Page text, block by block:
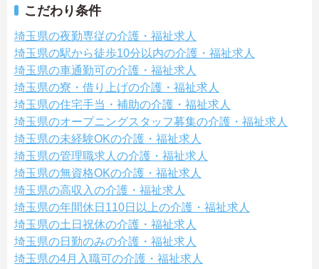
こだわり条件
埼玉県の夜勤専従の介護・福祉求人
埼玉県の駅から徒歩10分以内の介護・福祉求人
埼玉県の車通勤可の介護・福祉求人
埼玉県の寮・借り上げの介護・福祉求人
埼玉県の住宅手当・補助の介護・福祉求人
埼玉県のオープニングスタッフ募集の介護・福祉求人
埼玉県の未経験OKの介護・福祉求人
埼玉県の管理職求人の介護・福祉求人
埼玉県の無資格OKの介護・福祉求人
埼玉県の高収入の介護・福祉求人
埼玉県の年間休日110日以上の介護・福祉求人
埼玉県の土日祝休の介護・福祉求人
埼玉県の日勤のみの介護・福祉求人
埼玉県の4月入職可の介護・福祉求人